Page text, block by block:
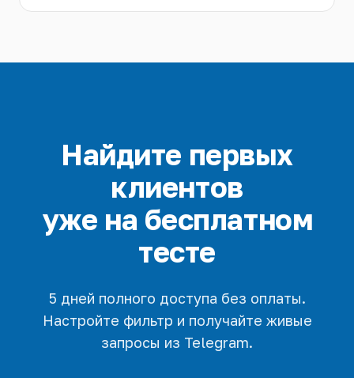
ставить на мониторинг Telegram и как
Найдите первых
клиентов
уже на бесплатном
тесте
5 дней полного доступа без оплаты.
Настройте фильтр и получайте живые
запросы из Telegram.